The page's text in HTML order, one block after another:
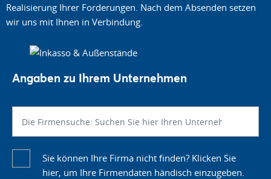
Realisierung Ihrer Forderungen. Nach dem Absenden setzen
wir uns mit Ihnen in Verbindung.
Angaben zu Ihrem Unternehmen
Sie können Ihre Firma nicht finden? Klicken Sie
hier, um Ihre Firmendaten händisch einzugeben.